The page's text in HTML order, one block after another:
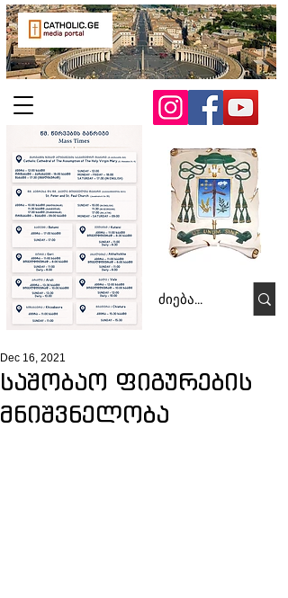
საშობაო ფიგურების
მნიშვნელობა
Dec 16, 2021